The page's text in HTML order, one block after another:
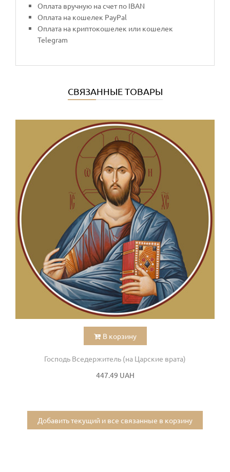
Оплата вручную на счет по IBAN
Оплата на кошелек PayPal
Оплата на криптокошелек или кошелек
Telegram
СВЯЗАННЫЕ ТОВАРЫ
В корзину
Господь Вседержитель (на Царские врата)
447.49 UAH
Добавить текущий и все связанные в корзину